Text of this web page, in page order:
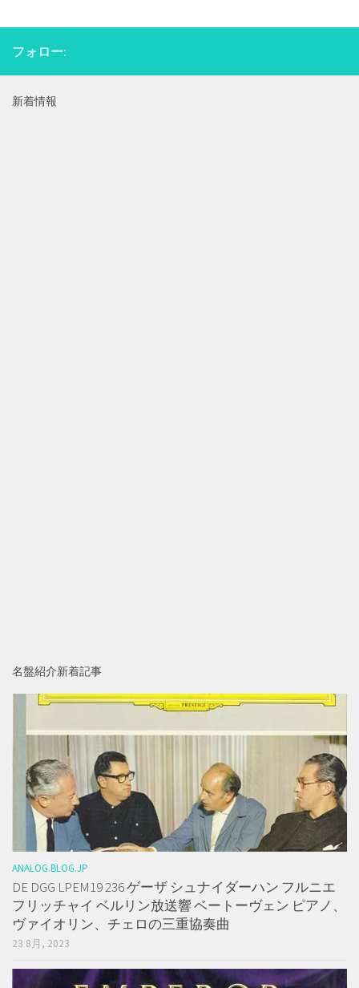
フォロー:
新着情報
名盤紹介新着記事
ANALOG.BLOG.JP
DE DGG LPEM19 236 ゲーザ シュナイダーハン フルニエ
フリッチャイ ベルリン放送響 ベートーヴェン ピアノ、
ヴァイオリン、チェロの三重協奏曲
23 8月, 2023